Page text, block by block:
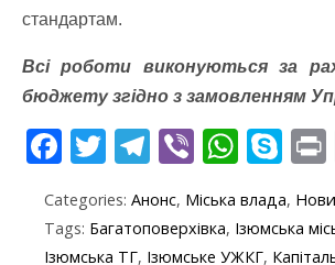
стандартам.
Всі роботи виконуються за
бюджету згідно з замовленням
F
e
b
T
itt
er
T
e
gr
Vi
er
W
at
s
S
y
p
Categories: Анонс, Міська влада,
Tags: Багатоповерхівка, Ізюмська
Ізюмська ТГ, Ізюмське УЖКГ,